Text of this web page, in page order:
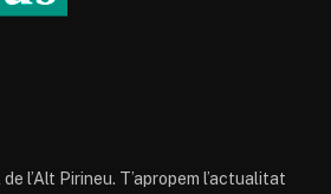
l’Alt Pirineu. T’apropem l’actualitat